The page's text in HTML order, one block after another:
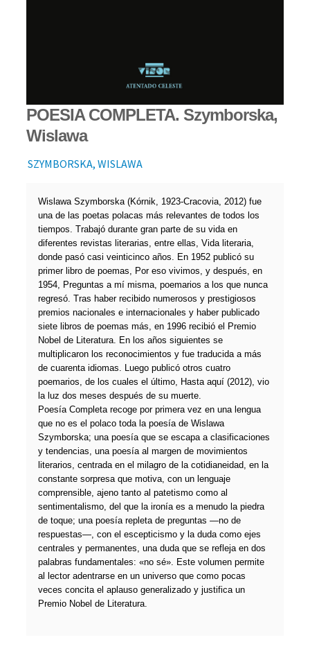
POESIA COMPLETA. Szymborska,
Wislawa
SZYMBORSKA, WISLAWA
Wislawa Szymborska (Kórnik, 1923-Cracovia, 2012) fue
una de las poetas polacas más relevantes de todos los
tiempos. Trabajó durante gran parte de su vida en
diferentes revistas literarias, entre ellas, Vida literaria,
donde pasó casi veinticinco años. En 1952 publicó su
primer libro de poemas, Por eso vivimos, y después, en
1954, Preguntas a mí misma, poemarios a los que nunca
regresó. Tras haber recibido numerosos y prestigiosos
premios nacionales e internacionales y haber publicado
siete libros de poemas más, en 1996 recibió el Premio
Nobel de Literatura. En los años siguientes se
multiplicaron los reconocimientos y fue traducida a más
de cuarenta idiomas. Luego publicó otros cuatro
poemarios, de los cuales el último, Hasta aquí (2012), vio
la luz dos meses después de su muerte.
Poesía Completa recoge por primera vez en una lengua
que no es el polaco toda la poesía de Wislawa
Szymborska; una poesía que se escapa a clasificaciones
y tendencias, una poesía al margen de movimientos
literarios, centrada en el milagro de la cotidianeidad, en la
constante sorpresa que motiva, con un lenguaje
comprensible, ajeno tanto al patetismo como al
sentimentalismo, del que la ironía es a menudo la piedra
de toque; una poesía repleta de preguntas —no de
respuestas—, con el escepticismo y la duda como ejes
centrales y permanentes, una duda que se refleja en dos
palabras fundamentales: «no sé». Este volumen permite
al lector adentrarse en un universo que como pocas
veces concita el aplauso generalizado y justifica un
Premio Nobel de Literatura.